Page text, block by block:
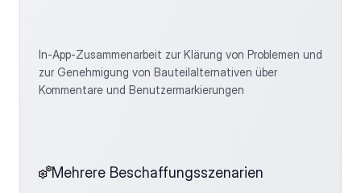
In-App-Zusammenarbeit zur Klärung von Problemen und
zur Genehmigung von Bauteilalternativen über
Kommentare und Benutzermarkierungen
Mehrere Beschaffungsszenarien